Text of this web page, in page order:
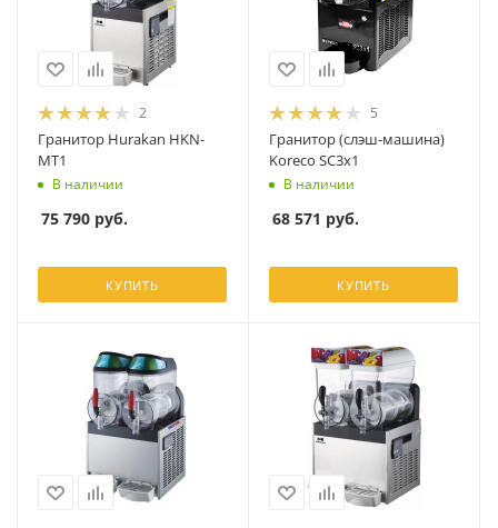
2
Гранитор Hurakan HKN-
MT1
В наличии
75 790 руб.
КУПИТЬ
5
Гранитор (слэш-машина)
Koreco SC3x1
В наличии
68 571 руб.
КУПИТЬ